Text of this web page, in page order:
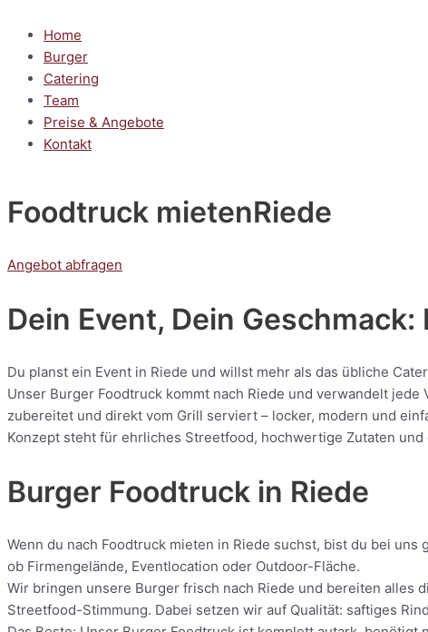
Home
Burger
Catering
Team
Preise & Angebote
Kontakt
Foodtruck mietenRiede
Angebot abfragen
Dein Event, Dein
Du planst ein Event in Riede und willst mehr als das übliche
Unser Burger Foodtruck kommt nach Riede und verwandelt
zubereitet und direkt vom Grill serviert – locker, modern und
Konzept steht für ehrliches Streetfood, hochwertige Zutaten
Burger Foodtruck in Riede
Wenn du nach Foodtruck mieten in Riede suchst, bist du bei
ob Firmengelände, Eventlocation oder Outdoor-Fläche.
Wir bringen unsere Burger frisch nach Riede und bereiten alles
Streetfood-Stimmung. Dabei setzen wir auf Qualität: saftiges